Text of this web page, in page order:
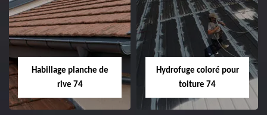
Habillage planche de
rive 74
Hydrofuge coloré pour
toiture 74